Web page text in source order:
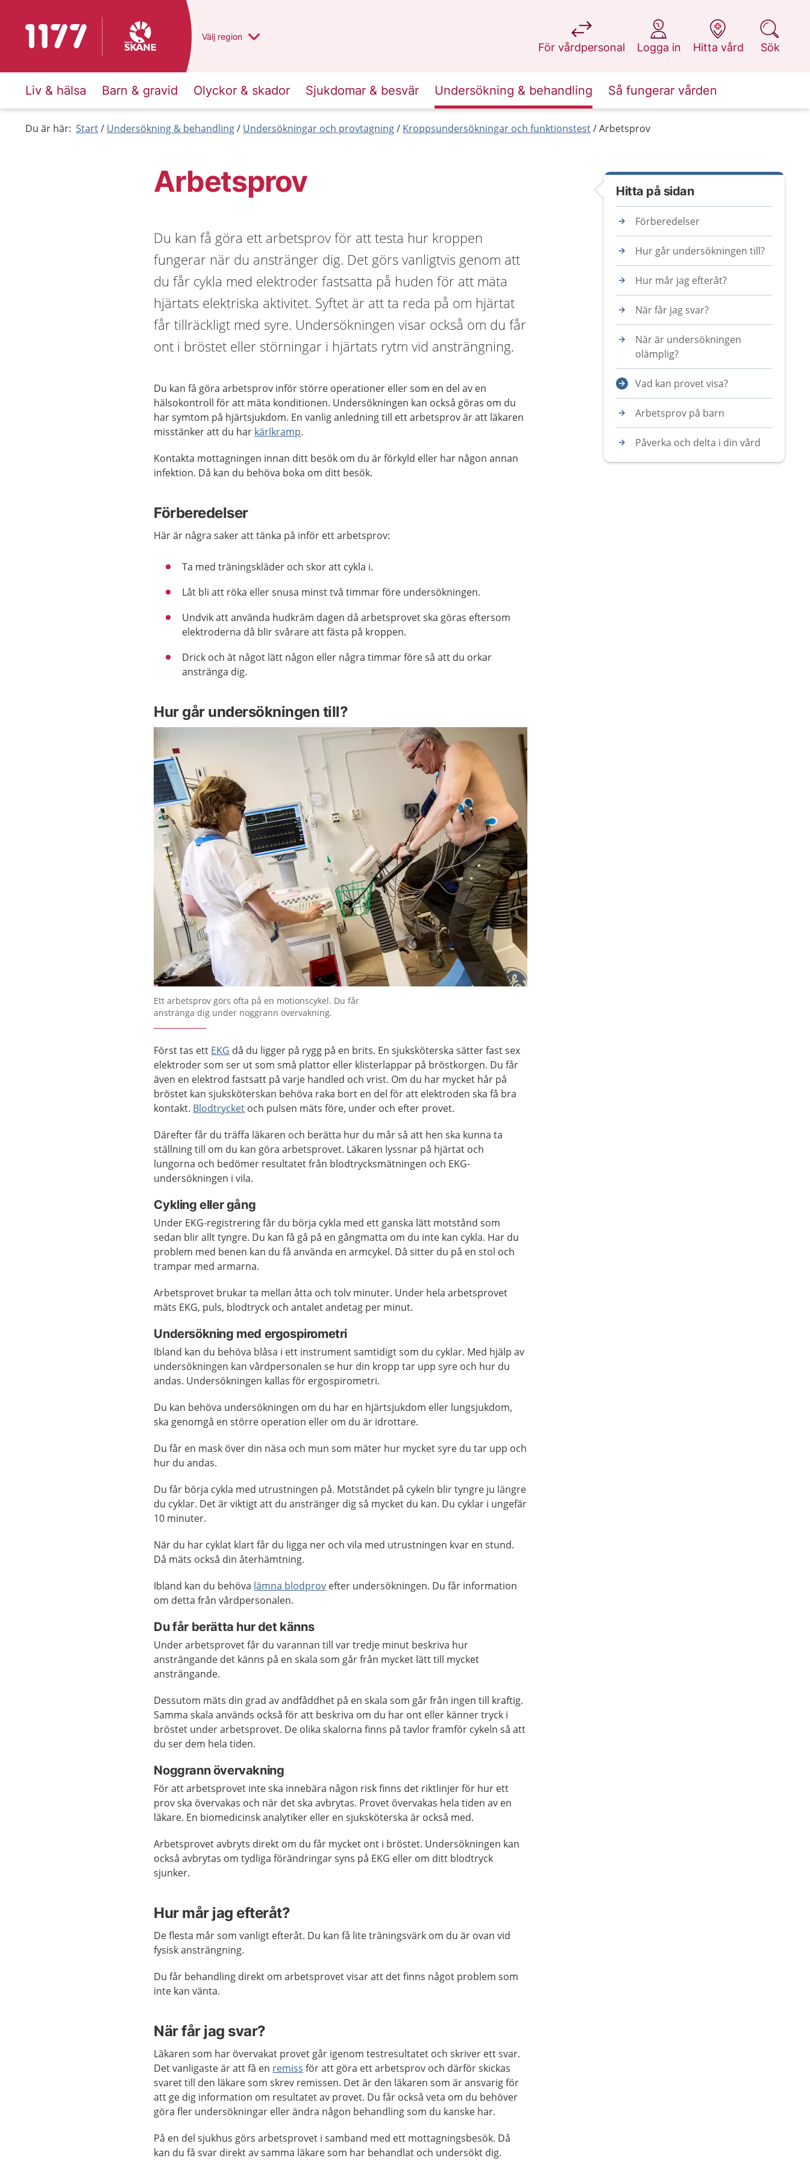
Till startsidan för 1177 Du har valt region
Välj en annan
region
För vårdpersonal
på 1177.se
Logga in
på 1177.se
Hitta vård
på 1177.se
Sök
på 1177.se
Liv & hälsa Barn & gravid Olyckor & skador Sjukdomar & besvär Undersökning & behandling Så fungerar vården
Du är här: Start Undersökning & behandling Undersökningar och provtagning Kroppsundersökningar och funktionstest Arbetsprov
Arbetsprov
Du kan få göra ett arbetsprov för att testa hur kroppen
fungerar när du anstränger dig. Det görs vanligtvis genom att
du får cykla med elektroder fastsatta på huden för att mäta
hjärtats elektriska aktivitet. Syftet är att ta reda på om hjärtat
får tillräckligt med syre. Undersökningen visar också om du får
ont i bröstet eller störningar i hjärtats rytm vid ansträngning.
Du kan få göra arbetsprov inför större operationer eller som en del av en
hälsokontroll för att mäta konditionen. Undersökningen kan också göras om du
har symtom på hjärtsjukdom. En vanlig anledning till ett arbetsprov är att läkaren
misstänker att du har kärlkramp.
Kontakta mottagningen innan ditt besök om du är förkyld eller har någon annan
infektion. Då kan du behöva boka om ditt besök.
Förberedelser
Här är några saker att tänka på inför ett arbetsprov:
Ta med träningskläder och skor att cykla i.
Låt bli att röka eller snusa minst två timmar före undersökningen.
Undvik att använda hudkräm dagen då arbetsprovet ska göras eftersom
elektroderna då blir svårare att fästa på kroppen.
Drick och ät något lätt någon eller några timmar före så att du orkar
anstränga dig.
Hur går undersökningen till?
Ett arbetsprov görs ofta på en motionscykel. Du får
anstränga dig under noggrann övervakning.
Först tas ett EKG då du ligger på rygg på en brits. En sjuksköterska sätter fast sex
elektroder som ser ut som små plattor eller klisterlappar på bröstkorgen. Du får
även en elektrod fastsatt på varje handled och vrist. Om du har mycket hår på
bröstet kan sjuksköterskan behöva raka bort en del för att elektroden ska få bra
kontakt. Blodtrycket och pulsen mäts före, under och efter provet.
Därefter får du träffa läkaren och berätta hur du mår så att hen ska kunna ta
ställning till om du kan göra arbetsprovet. Läkaren lyssnar på hjärtat och
lungorna och bedömer resultatet från blodtrycksmätningen och EKG-
undersökningen i vila.
Cykling eller gång
Under EKG-registrering får du börja cykla med ett ganska lätt motstånd som
sedan blir allt tyngre. Du kan få gå på en gångmatta om du inte kan cykla. Har du
problem med benen kan du få använda en armcykel. Då sitter du på en stol och
trampar med armarna.
Arbetsprovet brukar ta mellan åtta och tolv minuter. Under hela arbetsprovet
mäts EKG, puls, blodtryck och antalet andetag per minut.
Undersökning med ergospirometri
Ibland kan du behöva blåsa i ett instrument samtidigt som du cyklar. Med hjälp av
undersökningen kan vårdpersonalen se hur din kropp tar upp syre och hur du
andas. Undersökningen kallas för ergospirometri.
Du kan behöva undersökningen om du har en hjärtsjukdom eller lungsjukdom,
ska genomgå en större operation eller om du är idrottare.
Du får en mask över din näsa och mun som mäter hur mycket syre du tar upp och
hur du andas.
Du får börja cykla med utrustningen på. Motståndet på cykeln blir tyngre ju längre
du cyklar. Det är viktigt att du anstränger dig så mycket du kan. Du cyklar i ungefär
10 minuter.
När du har cyklat klart får du ligga ner och vila med utrustningen kvar en stund.
Då mäts också din återhämtning.
Ibland kan du behöva lämna blodprov efter undersökningen. Du får information
om detta från vårdpersonalen.
Du får berätta hur det känns
Under arbetsprovet får du varannan till var tredje minut beskriva hur
ansträngande det känns på en skala som går från mycket lätt till mycket
ansträngande.
Dessutom mäts din grad av andfåddhet på en skala som går från ingen till kraftig.
Samma skala används också för att beskriva om du har ont eller känner tryck i
bröstet under arbetsprovet. De olika skalorna finns på tavlor framför cykeln så att
du ser dem hela tiden.
Noggrann övervakning
För att arbetsprovet inte ska innebära någon risk finns det riktlinjer för hur ett
prov ska övervakas och när det ska avbrytas. Provet övervakas hela tiden av en
läkare. En biomedicinsk analytiker eller en sjuksköterska är också med.
Arbetsprovet avbryts direkt om du får mycket ont i bröstet. Undersökningen kan
också avbrytas om tydliga förändringar syns på EKG eller om ditt blodtryck
sjunker.
Hur mår jag efteråt?
De flesta mår som vanligt efteråt. Du kan få lite träningsvärk om du är ovan vid
fysisk ansträngning.
Du får behandling direkt om arbetsprovet visar att det finns något problem som
inte kan vänta.
När får jag svar?
Läkaren som har övervakat provet går igenom testresultatet och skriver ett svar.
Det vanligaste är att få en remiss för att göra ett arbetsprov och därför skickas
svaret till den läkare som skrev remissen. Det är den läkaren som är ansvarig för
att ge dig information om resultatet av provet. Du får också veta om du behöver
göra fler undersökningar eller ändra någon behandling som du kanske har.
På en del sjukhus görs arbetsprovet i samband med ett mottagningsbesök. Då
kan du få svar direkt av samma läkare som har behandlat och undersökt dig.
Hitta på sidan
Förberedelser
Hur går undersökningen till?
Hur mår jag efteråt?
När får jag svar?
När är undersökningen
olämplig?
Vad kan provet visa?
Arbetsprov på barn
Påverka och delta i din vård